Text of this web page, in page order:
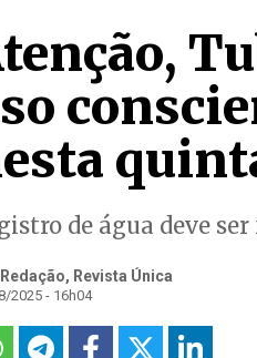
de água deve
Revista Única
2025 - 16h04